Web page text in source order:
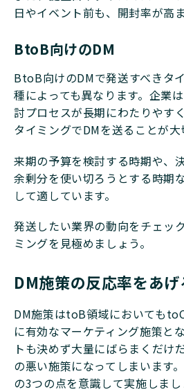
日やイベント前も、開封率が高
BtoB向けのDM
BtoB向けのDMで発送すべきタ
種によっても異なります。企業
討プロセスが長期にわたりやす
タイミングでDMを送ることが大
来期の予算を検討する時期や、
余剰分を使い切ろうとする時期
して適しています。
発送したい業界の動向をチェッ
ミングを見極めましょう。
DM施策の反応率をあ
DM施策はtoB領域においても
に有効なマーケティング施策と
トも決めず大量にばらまくだけ
の悪い施策になってしまいます
の3つの点を意識して実施しまし